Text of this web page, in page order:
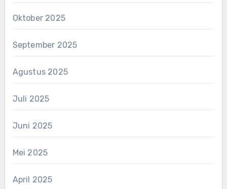
Oktober 2025
September 2025
Agustus 2025
Juli 2025
Juni 2025
Mei 2025
April 2025